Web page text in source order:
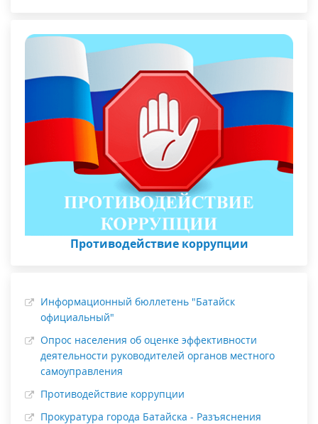
Противодействие коррупции
Информационный бюллетень "Батайск
официальный"
Опрос населения об оценке эффективности
деятельности руководителей органов местного
самоуправления
Противодействие коррупции
Прокуратура города Батайска - Разъяснения